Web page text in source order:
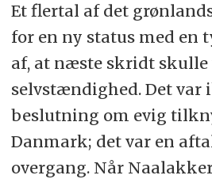
Et flertal af det
for en ny status med en
af, at næste skridt
selvstændighed. Det var
beslutning om evig
Danmark; det var en
overgang. Når